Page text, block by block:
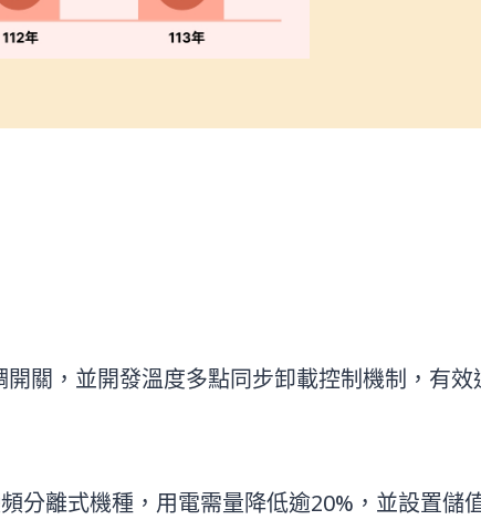
關，並開發溫度多點同步卸載控制機制，有
分離式機種，用電需量降低逾20%，並設置儲